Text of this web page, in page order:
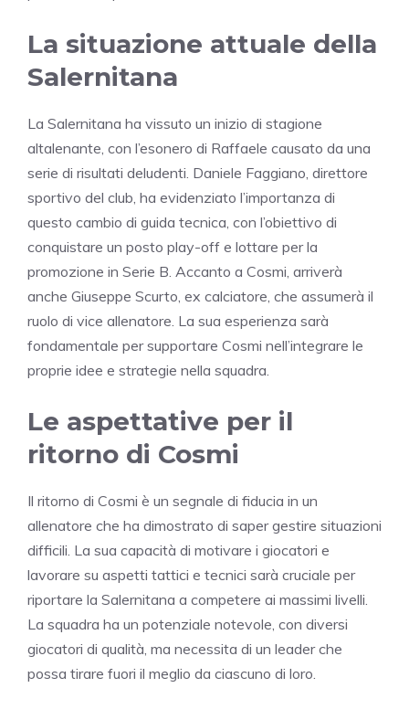
La situazione attuale della
Salernitana
La Salernitana ha vissuto un inizio di stagione
altalenante, con l’esonero di Raffaele causato da una
serie di risultati deludenti. Daniele Faggiano, direttore
sportivo del club, ha evidenziato l’importanza di
questo cambio di guida tecnica, con l’obiettivo di
conquistare un posto play-off e lottare per la
promozione in Serie B. Accanto a Cosmi, arriverà
anche Giuseppe Scurto, ex calciatore, che assumerà il
ruolo di vice allenatore. La sua esperienza sarà
fondamentale per supportare Cosmi nell’integrare le
proprie idee e strategie nella squadra.
Le aspettative per il
ritorno di Cosmi
Il ritorno di Cosmi è un segnale di fiducia in un
allenatore che ha dimostrato di saper gestire situazioni
difficili. La sua capacità di motivare i giocatori e
lavorare su aspetti tattici e tecnici sarà cruciale per
riportare la Salernitana a competere ai massimi livelli.
La squadra ha un potenziale notevole, con diversi
giocatori di qualità, ma necessita di un leader che
possa tirare fuori il meglio da ciascuno di loro.